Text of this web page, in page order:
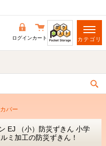
ログインカート カテゴリ
バー
EJ （小）防災ずきん 小学
ミ加工の防災ずきん！